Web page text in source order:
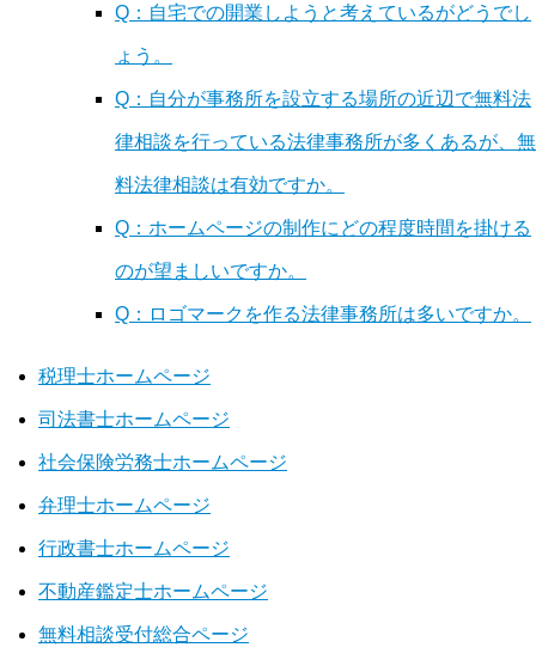
Q：自宅での開業しようと考えているがどうでし
ょう。
Q：自分が事務所を設立する場所の近辺で無料法
律相談を行っている法律事務所が多くあるが、無
料法律相談は有効ですか。
Q：ホームページの制作にどの程度時間を掛ける
のが望ましいですか。
Q：ロゴマークを作る法律事務所は多いですか。
税理士ホームページ
司法書士ホームページ
社会保険労務士ホームページ
弁理士ホームページ
行政書士ホームページ
不動産鑑定士ホームページ
無料相談受付総合ページ